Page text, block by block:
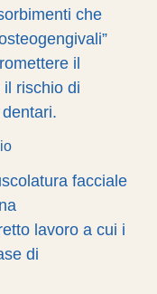
che
il
rischio di
facciale
lavoro a cui i
di